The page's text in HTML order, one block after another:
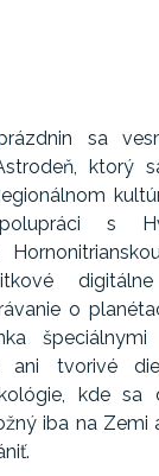
sa
ktorý
s
o
špeciálnymi
ani tvorivé
kde sa
iba na Zemi